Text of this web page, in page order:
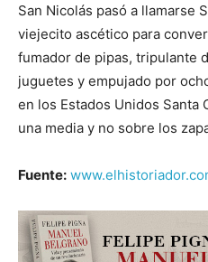
San Nicolás pasó a llamarse
viejecito ascético para
fumador de pipas, tripulante
juguetes y empujado por
en los Estados Unidos Santa
una media y no sobre los
Fuente: